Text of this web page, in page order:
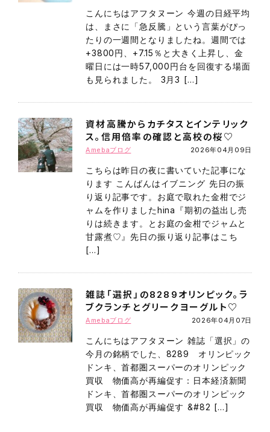
こんにちはアフタヌーン 今週の日経平均
は、まさに「急反騰」という言葉がぴっ
たりの一週間となりましたね。週間では
+3800円、+7.15％と大きく上昇し、金
曜日には一時57,000円台を回復する場面
も見られました。 3月3 […]
資材高騰からカチタスとインテリック
ス。信用倍率の確認と高校の桜♡
Amebaブログ 2026年04月09日
こちらは昨日の夜に書いていた記事にな
ります こんばんはイブニング 先日の振
り返り記事です。お庭で取れた金柑でジ
ャムを作りましたhina『期初の益出し売
りは続きます。とお庭の金柑でジャムと
甘露煮♡』先日の振り返り記事はこち
[…]
雑誌「選択」の8289オリンピック。ラ
ブクランチとグリークヨーグルト♡
Amebaブログ 2026年04月07日
こんにちはアフタヌーン 雑誌「選択」の
今月の銘柄でした、8289 オリンピック
ドンキ、首都圏スーパーのオリンピック
買収 物価高が再編促す：日本経済新聞
ドンキ、首都圏スーパーのオリンピック
買収 物価高が再編促す &#82 […]